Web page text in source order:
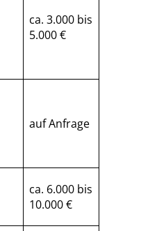
ca. 3.000 bis
5.000 €
auf Anfrage
ca. 6.000 bis
10.000 €